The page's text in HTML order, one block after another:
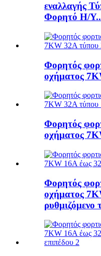
εναλλαγής
Φορητό Η/
Φορητός
οχήματος
Φορητός
οχήματος
Φορητός
οχήματος
ρυθμιζόμενο